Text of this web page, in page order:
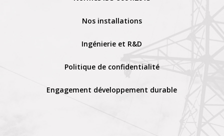
Nos installations
Ingénierie et R&D
Politique de confidentialité
Engagement développement durable